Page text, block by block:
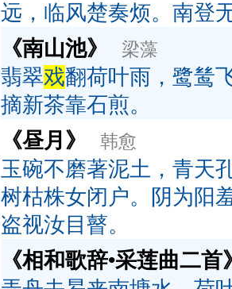
远，临风楚奏烦。南登
《南山池》
梁藻
翡翠戏翻荷叶雨，鹭鸶
摘新茶靠石煎。
《昼月》
韩愈
玉碗不磨著泥土，青天
树枯株女闭户。阴为阳
盗视汝目瞽。
《相和歌辞•采莲曲二